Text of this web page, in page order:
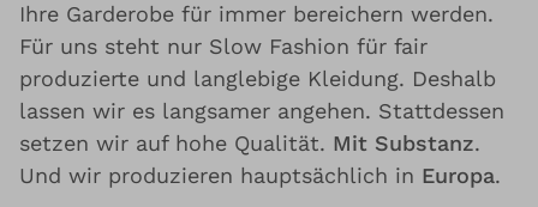
Ihre Garderobe für immer bereichern werden.
Für uns steht nur Slow Fashion für fair
produzierte und langlebige Kleidung. Deshalb
lassen wir es langsamer angehen. Stattdessen
setzen wir auf hohe Qualität. Mit Substanz.
Und wir produzieren hauptsächlich in Europa.